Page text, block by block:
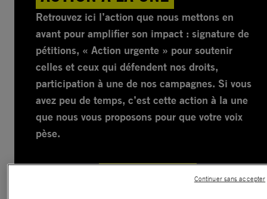
Retrouvez ici l’action que nous mettons en
avant pour amplifier son impact : signature de
pétitions, « Action urgente » pour soutenir
celles et ceux qui défendent nos droits,
participation à une de nos campagnes. Si vous
avez peu de temps, c’est cette action à la une
que nous vous proposons pour que votre voix
pèse.
Continuer sans accepter